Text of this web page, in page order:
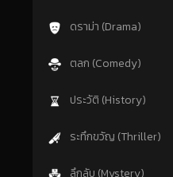
ดราม่า (Drama)
ตลก (Comedy)
ประวัติ (History)
ระทึกขวัญ (Thriller)